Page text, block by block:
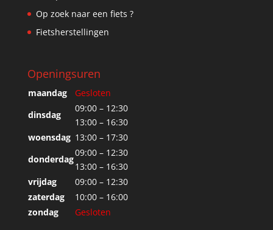
Op zoek naar een fiets ?
Fietsherstellingen
Openingsuren
maandag
Gesloten
dinsdag
09:00 – 12:30
13:00 – 16:30
woensdag 13:00 – 17:30
donderdag
09:00 – 12:30
13:00 – 16:30
vrijdag
09:00 – 12:30
zaterdag
10:00 – 16:00
zondag
Gesloten